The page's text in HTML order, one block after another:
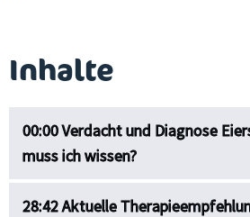
Inhalte
00:00 Verdacht und Diagnose
muss ich wissen?
28:42 Aktuelle